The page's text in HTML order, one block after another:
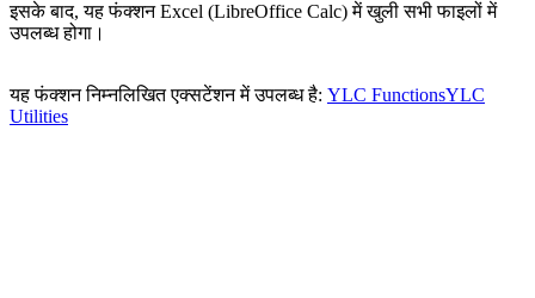
इसके बाद, यह फंक्शन Excel (LibreOffice Calc) में खुली सभी फाइलों में
उपलब्ध होगा।
यह फंक्शन निम्नलिखित एक्सटेंशन में उपलब्ध है: YLC FunctionsYLC
Utilities